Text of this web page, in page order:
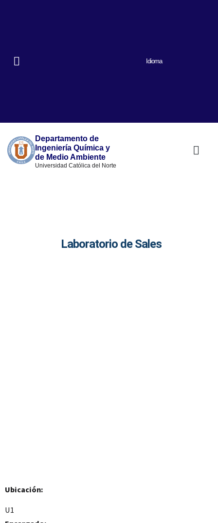
Idioma
Departamento de
Ingeniería Química y
de Medio Ambiente
Universidad Católica del Norte
Laboratorio de Sales
Ubicación:
U1